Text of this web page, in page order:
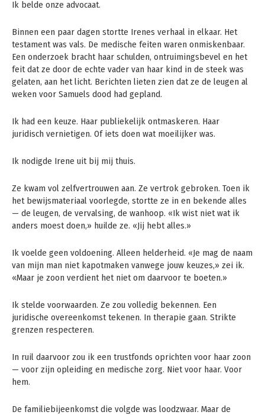
Ik belde onze advocaat.
Binnen een paar dagen stortte Irenes verhaal in elkaar. Het
testament was vals. De medische feiten waren onmiskenbaar.
Een onderzoek bracht haar schulden, ontruimingsbevel en het
feit dat ze door de echte vader van haar kind in de steek was
gelaten, aan het licht. Berichten lieten zien dat ze de leugen al
weken voor Samuels dood had gepland.
Ik had een keuze. Haar publiekelijk ontmaskeren. Haar
juridisch vernietigen. Of iets doen wat moeilijker was.
Ik nodigde Irene uit bij mij thuis.
Ze kwam vol zelfvertrouwen aan. Ze vertrok gebroken. Toen ik
het bewijsmateriaal voorlegde, stortte ze in en bekende alles
— de leugen, de vervalsing, de wanhoop. «Ik wist niet wat ik
anders moest doen,» huilde ze. «Jij hebt alles.»
Ik voelde geen voldoening. Alleen helderheid. «Je mag de naam
van mijn man niet kapotmaken vanwege jouw keuzes,» zei ik.
«Maar je zoon verdient het niet om daarvoor te boeten.»
Ik stelde voorwaarden. Ze zou volledig bekennen. Een
juridische overeenkomst tekenen. In therapie gaan. Strikte
grenzen respecteren.
In ruil daarvoor zou ik een trustfonds oprichten voor haar zoon
— voor zijn opleiding en medische zorg. Niet voor haar. Voor
hem.
De familiebijeenkomst die volgde was loodzwaar. Maar de